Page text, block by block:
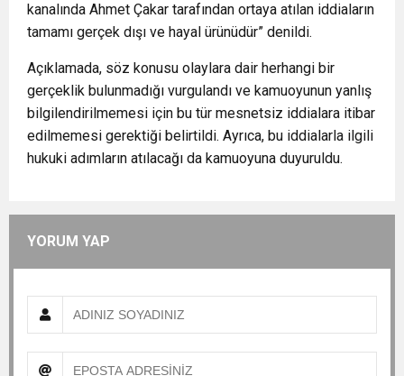
kanalında Ahmet Çakar tarafından ortaya atılan iddiaların
tamamı gerçek dışı ve hayal ürünüdür” denildi.
Açıklamada, söz konusu olaylara dair herhangi bir
gerçeklik bulunmadığı vurgulandı ve kamuoyunun yanlış
bilgilendirilmemesi için bu tür mesnetsiz iddialara itibar
edilmemesi gerektiği belirtildi. Ayrıca, bu iddialarla ilgili
hukuki adımların atılacağı da kamuoyuna duyuruldu.
YORUM YAP